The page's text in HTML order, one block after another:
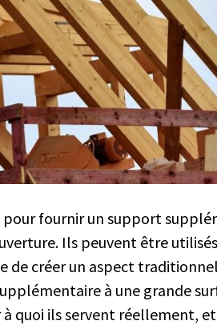
pour fournir un support
Ils peuvent être
de créer un aspect
à une grande
quoi ilsservent réellement, et